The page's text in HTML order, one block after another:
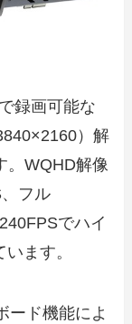
録画可能な
）解
。WQHD解像
フル
でハイ
ます。
ード機能によ